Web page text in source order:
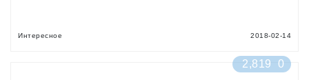
Интересное 2018-02-14
2,819 0